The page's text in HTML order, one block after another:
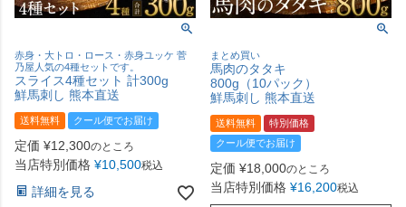
赤身・大トロ・ロース・赤身ユッケ 菅
乃屋人気の4種セットです。
スライス4種セット 計300g
鮮馬刺し 熊本直送
送料無料 クール便でお届け
定価 ¥12,300のところ
当店特別価格 ¥10,500税込
詳細を見る
まとめ買い
馬肉のタタキ
800g（10パック）
鮮馬刺し 熊本直送
送料無料
特別価格
クール便でお届け
定価 ¥18,000のところ
当店特別価格 ¥16,200税込